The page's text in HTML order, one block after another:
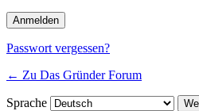
Passwort vergessen?
← Zu Das Gründer Forum
Sprache